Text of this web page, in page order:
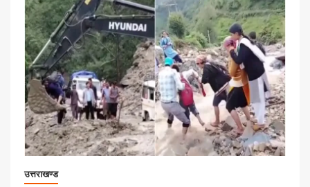
उत्तराखण्ड